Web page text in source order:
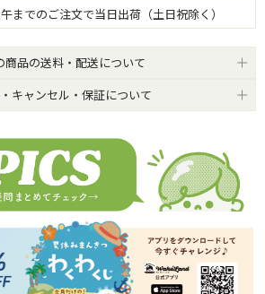
までのご注文で当日出荷（土日祝除く）
商品の送料・配送について
キャンセル・保証について